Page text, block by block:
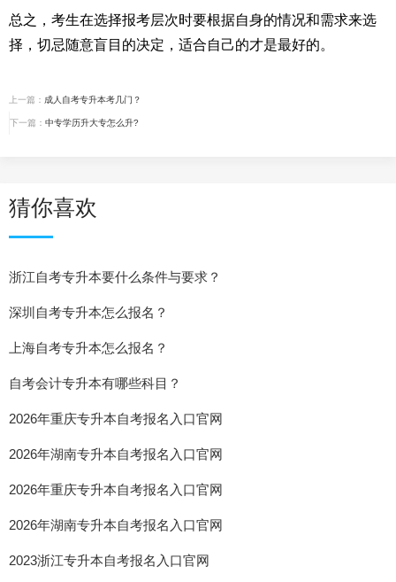
总之，考生在选择报考层次时要根据自身的情况和需求来选
择，切忌随意盲目的决定，适合自己的才是最好的。
上一篇： 成人自考专升本考几门？
下一篇： 中专学历升大专怎么升?
猜你喜欢
浙江自考专升本要什么条件与要求？
深圳自考专升本怎么报名？
上海自考专升本怎么报名？
自考会计专升本有哪些科目？
2026年重庆专升本自考报名入口官网
2026年湖南专升本自考报名入口官网
2026年重庆专升本自考报名入口官网
2026年湖南专升本自考报名入口官网
2023浙江专升本自考报名入口官网